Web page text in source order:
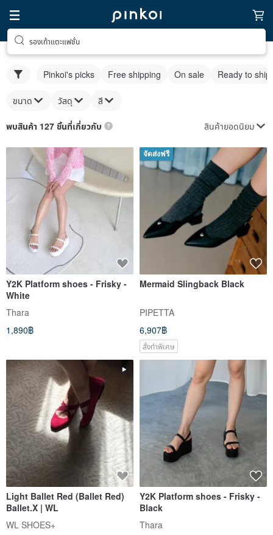
รองเท้าแตะแฟชั่น
Pinkoi's picks Free shipping On sale Ready to ship
ขนาด วัสดุ สี
พบสินค้า 127 ชิ้นที่เกี่ยวกับ สินค้ายอดนิยม
Y2K Platform shoes - Frisky -
White
Thara
1,890฿
จัดส่งฟรี
Mermaid Slingback Black
PIPETTA
6,907฿
สั่งทำพิเศษ
Light Ballet Red (Ballet Red)
Ballet.X | WL
WL SHOES+
Y2K Platform shoes - Frisky -
Black
Thara